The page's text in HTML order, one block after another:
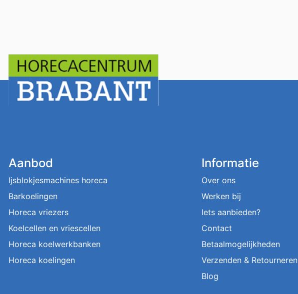
Aanbod
Ijsblokjesmachines horeca
Barkoelingen
Horeca vriezers
Koelcellen en vriescellen
Horeca koelwerkbanken
Horeca koelingen
Informatie
Over ons
Werken bij
Iets aanbieden?
Contact
Betaalmogelijkheden
Verzenden & Retourneren
Blog